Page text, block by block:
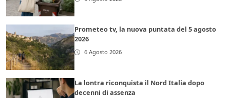
Prometeo tv, la nuova puntata del 5 agosto
2026
6 Agosto 2026
La lontra riconquista il Nord Italia dopo
decenni di assenza